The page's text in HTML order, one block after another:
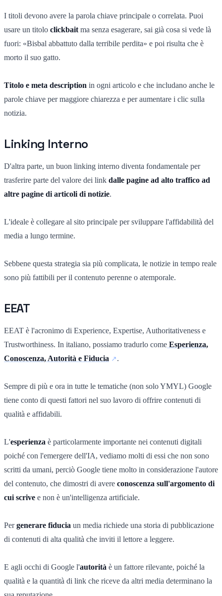
I titoli devono avere la parola chiave principale o correlata. Puoi
usare un titolo clickbait ma senza esagerare, sai già cosa si vede là
fuori: «Bisbal abbattuto dalla terribile perdita» e poi risulta che è
morto il suo gatto.
Titolo e meta description in ogni articolo e che includano anche le
parole chiave per maggiore chiarezza e per aumentare i clic sulla
notizia.
Linking Interno
D'altra parte, un buon linking interno diventa fondamentale per
trasferire parte del valore dei link dalle pagine ad alto traffico ad
altre pagine di articoli di notizie.
L'ideale è collegare al sito principale per sviluppare l'affidabilità del
media a lungo termine.
Sebbene questa strategia sia più complicata, le notizie in tempo reale
sono più fattibili per il contenuto perenne o atemporale.
EEAT
EEAT è l'acronimo di Experience, Expertise, Authoritativeness e
Trustworthiness. In italiano, possiamo tradurlo come Esperienza,
Conoscenza, Autorità e Fiducia
.
Sempre di più e ora in tutte le tematiche (non solo YMYL) Google
tiene conto di questi fattori nel suo lavoro di offrire contenuti di
qualità e affidabili.
L'esperienza è particolarmente importante nei contenuti digitali
poiché con l'emergere dell'IA, vediamo molti di essi che non sono
scritti da umani, perciò Google tiene molto in considerazione l'autore
del contenuto, che dimostri di avere conoscenza sull'argomento di
cui scrive e non è un'intelligenza artificiale.
Pergenerare fiducia un media richiede una storia di pubblicazione
di contenuti di alta qualità che inviti il lettore a leggere.
E agli occhi di Google l'autorità è un fattore rilevante, poiché la
qualità e la quantità di link che riceve da altri media determinano la